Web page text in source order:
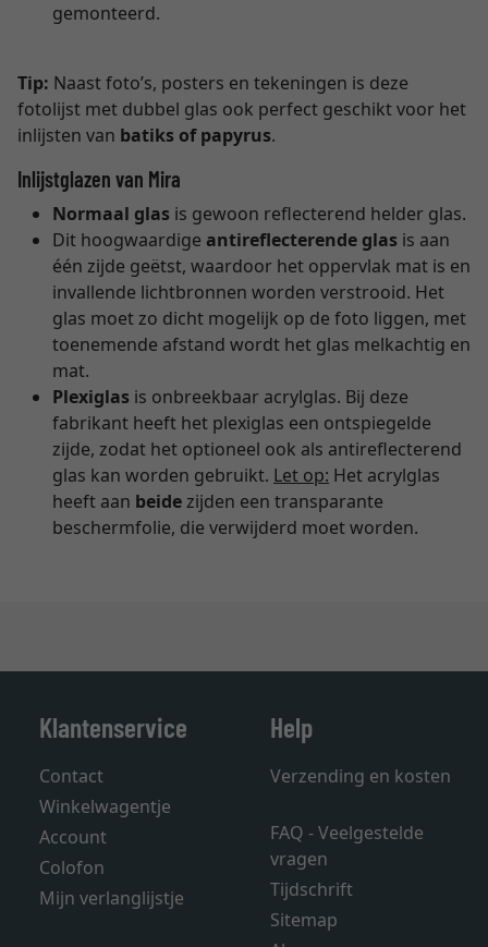
gemonteerd.
Tip: Naast foto’s, posters en tekeningen is deze
fotolijst met dubbel glas ook perfect geschikt voor het
inlijsten van batiks of papyrus.
Inlijstglazen van Mira
Normaal glas is gewoon reflecterend helder glas.
Dit hoogwaardige antireflecterende glas is aan
één zijde geëtst, waardoor het oppervlak mat is en
invallende lichtbronnen worden verstrooid. Het
glas moet zo dicht mogelijk op de foto liggen, met
toenemende afstand wordt het glas melkachtig en
mat.
Plexiglas is onbreekbaar acrylglas. Bij deze
fabrikant heeft het plexiglas een ontspiegelde
zijde, zodat het optioneel ook als antireflecterend
glas kan worden gebruikt. Let op: Het acrylglas
heeft aan beidezijden een transparante
beschermfolie, die verwijderd moet worden.
Klantenservice
Contact
Winkelwagentje
Account
Colofon
Mijn verlanglijstje
Help
Verzending en kosten
FAQ - Veelgestelde
vragen
Tijdschrift
Sitemap